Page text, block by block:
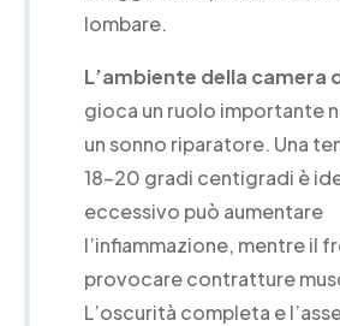
lombare.
L’ambiente della camera
gioca un ruolo importante
un sonno riparatore. Una
18-20 gradi centigradi è
eccessivo può aumentare
l’infiammazione, mentre il
provocare contratture
L’oscurità completa e